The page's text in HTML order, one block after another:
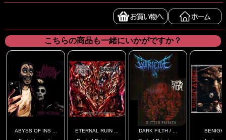
こちらの商品も一緒にいかがですか？
ABYSS OF INS ...
ETERNAL RUIN ...
DARK FILTH / ...